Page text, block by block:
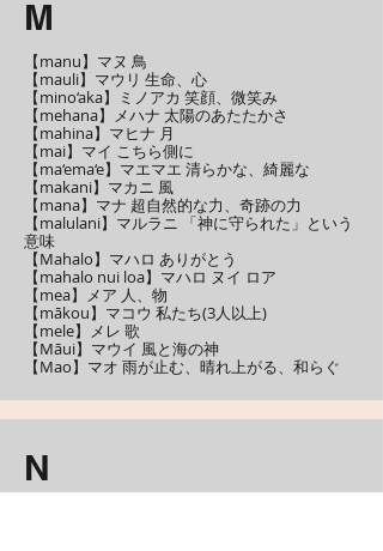
M
【manu】マヌ 鳥
【mauli】マウリ 生命、心
【mino‘aka】ミノアカ 笑顔、微笑み
【mehana】メハナ 太陽のあたたかさ
【mahina】マヒナ 月
【mai】マイ こちら側に
【ma‘ema‘e】マエマエ 清らかな、綺麗な
【makani】マカニ 風
【mana】マナ 超自然的な力、奇跡の力
【malulani】マルラニ 「神に守られた」という
意味
【Mahalo】マハロ ありがとう
【mahalo nui loa】マハロ ヌイ ロア
【mea】メア 人、物
【mākou】マコウ 私たち(3人以上)
​【mele】メレ 歌
【Māui】マウイ 風と海の神
【Mao】マオ 雨が止む、晴れ上がる、和らぐ
N